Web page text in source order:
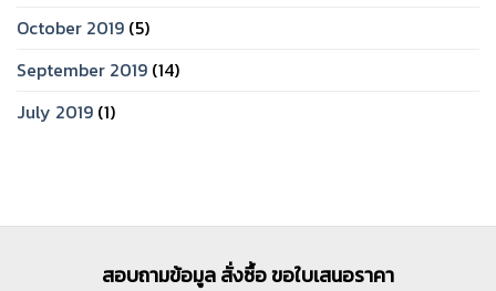
October 2019 (5)
September 2019 (14)
July 2019 (1)
สอบถามข้อมูล สั่งซื้อ ขอใบเสนอราคา